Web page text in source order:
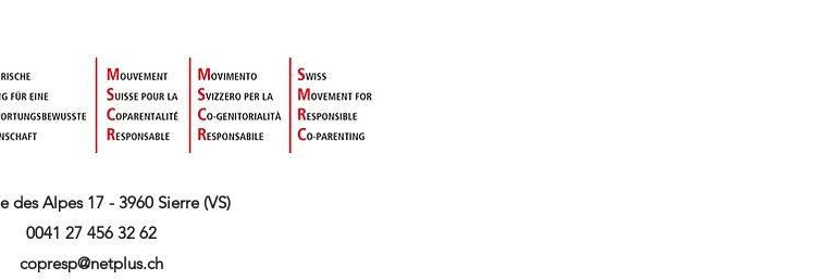
des Alpes 17 - 3960 Sierre (VS)
0041 27 456 32 62
copresp@netplus.ch